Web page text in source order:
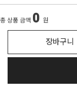
총 상품 금액 0 원
장바구니